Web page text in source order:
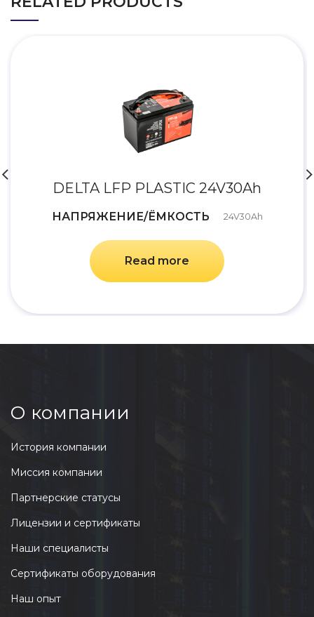
DELTA LFP PLASTIC 24V30Ah
НАПРЯЖЕНИЕ/ЁМКОСТЬ 24V30Ah
Read more
О компании
История компании
Миссия компании
Партнерские статусы
Лицензии и сертификаты
Наши специалисты
Сертификаты оборудования
Наш опыт